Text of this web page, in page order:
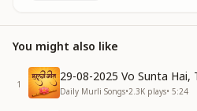
सुख शांति से भर देता है।
Divine love is a wondrous tale,
It makes our life pure and
It ferries us across this
Filling us with peace and soul-
You might also like
1
29-08-2025 Vo Sunta Hai,
Daily Murli Songs•2.3K plays• 5:24